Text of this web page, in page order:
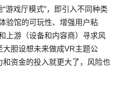
游戏厅模式”，即引入不同种类
验馆的可玩性、增强用户粘
上游（设备和内容商）寻求风
大胆设想未来做成VR主题公
资金的投入就更大了，风险也